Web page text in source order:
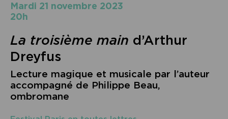
mardi 21 novembre 2023
20h
La troisième main d’Arthur
Dreyfus
Lecture magique et musicale par l’auteur
accompagné de Philippe Beau,
ombromane